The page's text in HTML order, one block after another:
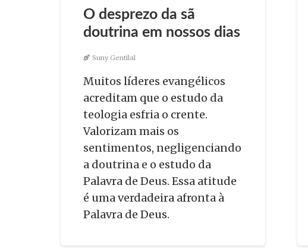
O desprezo da sã
doutrina em nossos dias
Suny Gentilal
Muitos líderes evangélicos
acreditam que o estudo da
teologia esfria o crente.
Valorizam mais os
sentimentos, negligenciando
a doutrina e o estudo da
Palavra de Deus. Essa atitude
é uma verdadeira afronta à
Palavra de Deus.